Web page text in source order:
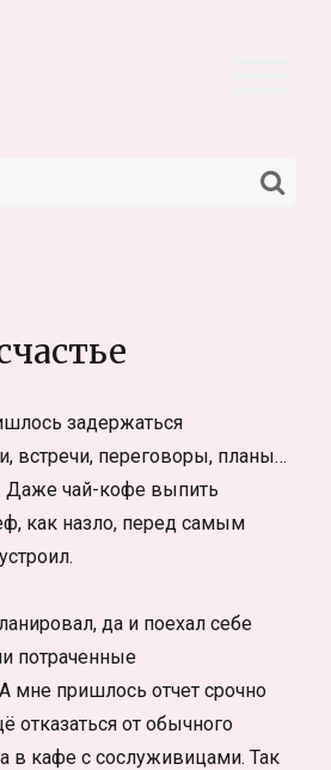
задержаться
встречи, переговоры, планы…
Даже чай-кофе выпить
как назло, перед самым
да и поехал себе
потраченные
мне пришлось отчет срочно
отказаться от обычного
в кафе с сослуживицами. Так